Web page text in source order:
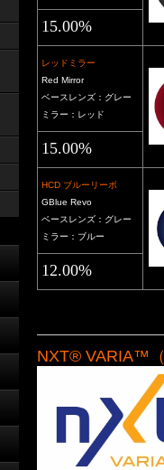
15.00%
レッドミラー
Red Mirror
ベースレンズ：グレー
ミラー：レッド
15.00%
HCD ブルーリーボ
GBlue Revo
ベースレンズ：グレー
ミラー：ブルー
12.00%
NXT® VARIA™（